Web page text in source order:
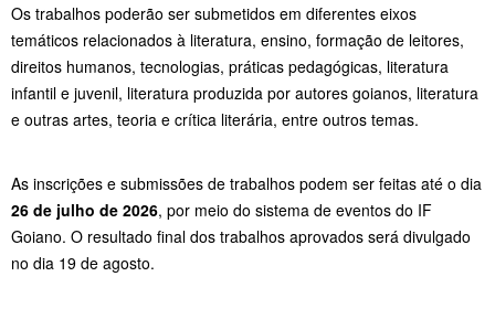
Os trabalhos poderão ser submetidos em diferentes eixos
temáticos relacionados à literatura, ensino, formação de leitores,
direitos humanos, tecnologias, práticas pedagógicas, literatura
infantil e juvenil, literatura produzida por autores goianos, literatura
e outras artes, teoria e crítica literária, entre outros temas.
As inscrições e submissões de trabalhos podem ser feitas até o dia
26 de julho de 2026, por meio do sistema de eventos do IF
Goiano. O resultado final dos trabalhos aprovados será divulgado
no dia 19 de agosto.